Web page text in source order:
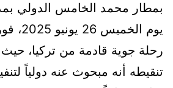
بمطار محمد الخامس الدولي
يوم
رحلة جوية قادمة من تركيا،
تنقيطه أنه مبحوث عنه دولياً